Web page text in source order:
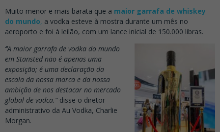
Muito menor e mais barata que a maior garrafa de whiskey
do mundo, a vodka esteve à mostra durante um mês no
aeroporto e foi à leilão, com um lance inicial de 150.000 libras.
“A maior garrafa de vodka do mundo
em Stansted não é apenas uma
exposição; é uma declaração da
escala da nossa marca e da nossa
ambição de nos destacar no mercado
global de vodca.”disse o diretor
administrativo da Au Vodka, Charlie
Morgan.